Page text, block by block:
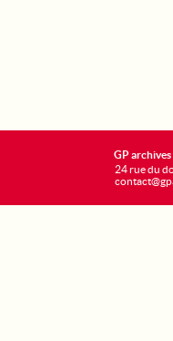
GP archives
24 rue du